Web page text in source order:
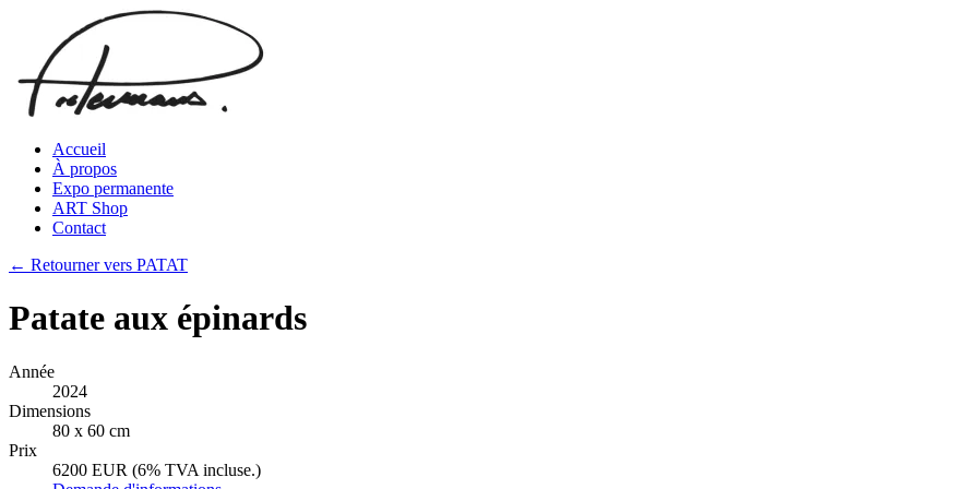
Accueil
À propos
Expo permanente
ART Shop
Contact
← Retourner vers PATAT
Patate aux épinards
Année
2024
Dimensions
80 x 60 cm
Prix
6200 EUR (6% TVA incluse.)